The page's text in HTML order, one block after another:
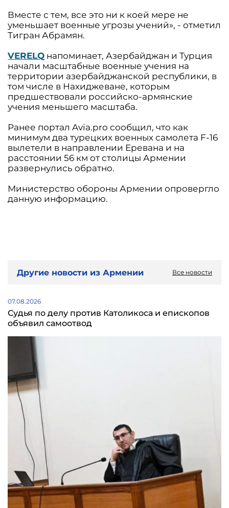
Вместе с тем, все это ни к коей мере не
уменьшает военные угрозы учений», - отметил
Тигран Абрамян.
VERELQ напоминает, Азербайджан и Турция
начали масштабные военные учения на
территории азербайджанской республики, в
том числе в Нахиджеване, которым
предшествовали российско-армянские
учения меньшего масштаба.
Ранее портал Avia.pro сообщил, что как
минимум два турецких военных самолета F-16
вылетели в направлении Еревана и на
расстоянии 56 км от столицы Армении
развернулись обратно.
Министерство обороны Армении опровергло
данную информацию.
Другие новости из Армении Все новости
07.08.2026
Судья по делу против Католикоса и епископов
объявил самоотвод